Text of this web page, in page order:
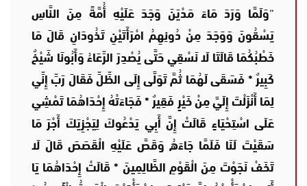
“وَلَمَّا وَرَدَ مَاءَ مَدْيَنَ وَجَدَ عَلَيْهِ أُمَّةً مِنَ النَّاسِ
يَسْقُونَ وَوَجَدَ مِنْ دُونِهِمُ امْرَأَتَيْنِ تَذُودَانِ قَالَ مَا
خَطْبُكُمَا قَالَتَا لَا نَسْقِي حَتَّى يُصْدِرَ الرِّعَاءُ وَأَبُونَا شَيْخٌ
كَبِيرٌ * فَسَقَى لَهُمَا ثُمَّ تَوَلَّى إِلَى الظِّلِّ فَقَالَ رَبِّ إِنِّي
لِمَا أَنْزَلْتَ إِلَيَّ مِنْ خَيْرٍ فَقِيرٌ * فَجَاءَتْهُ إِحْدَاهُمَا تَمْشِي
عَلَى اسْتِحْيَاءٍ قَالَتْ إِنَّ أَبِي يَدْعُوكَ لِيَجْزِيَكَ أَجْرَ مَا
سَقَيْتَ لَنَا فَلَمَّا جَاءَهُ وَقَصَّ عَلَيْهِ الْقَصَصَ قَالَ لَا
تَخَفْ نَجَوْتَ مِنَ الْقَوْمِ الظَّالِمِينَ * قَالَتْ إِحْدَاهُمَا يَا